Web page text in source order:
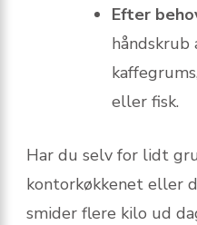
Efter
eller fisk.
Har du selv for lidt
kontorkøkkenet eller
smider flere kilo ud